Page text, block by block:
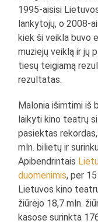
1995-aisisi
lankytojų, o 2008-
kiek ši veikla buvo
muziejų veiklą ir jų
tiesų teigiamą
rezultatas.
Malonia išimtimi iš
laikyti kino teatrų
pasiektas
mln. bilietų ir
Apibendrintais
duomenimis, per
Lietuvos kino
žiūrėjo 18,7 mln.
kasose surinkta